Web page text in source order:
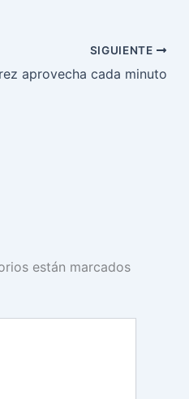
SIGUIENTE
aprovecha cada minuto
están marcados